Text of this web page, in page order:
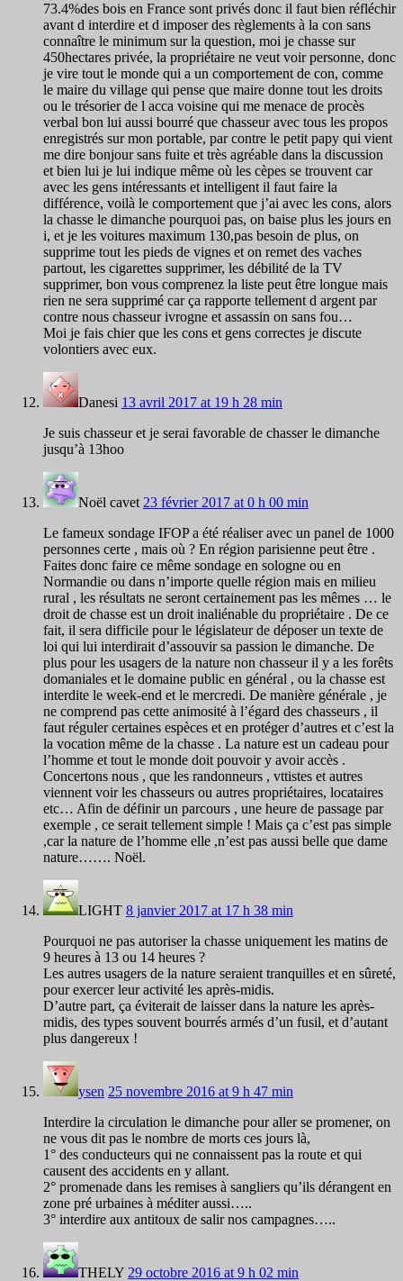
73.4%des bois en France sont privés donc il faut bien réfléchir
avant d interdire et d imposer des règlements à la con sans
connaître le minimum sur la question, moi je chasse sur
450hectares privée, la propriétaire ne veut voir personne, donc
je vire tout le monde qui a un comportement de con, comme
le maire du village qui pense que maire donne tout les droits
ou le trésorier de l acca voisine qui me menace de procès
verbal bon lui aussi bourré que chasseur avec tous les propos
enregistrés sur mon portable, par contre le petit papy qui vient
me dire bonjour sans fuite et très agréable dans la discussion
et bien lui je lui indique même où les cèpes se trouvent car
avec les gens intéressants et intelligent il faut faire la
différence, voilà le comportement que j’ai avec les cons, alors
la chasse le dimanche pourquoi pas, on baise plus les jours en
i, et je les voitures maximum 130,pas besoin de plus, on
supprime tout les pieds de vignes et on remet des vaches
partout, les cigarettes supprimer, les débilité de la TV
supprimer, bon vous comprenez la liste peut être longue mais
rien ne sera supprimé car ça rapporte tellement d argent par
contre nous chasseur ivrogne et assassin on sans fou…
Moi je fais chier que les cons et gens correctes je discute
volontiers avec eux.
Danesi 13 avril 2017 at 19 h 28 min
Je suis chasseur et je serai favorable de chasser le dimanche
jusqu’à 13hoo
Noël cavet 23 février 2017 at 0 h 00 min
Le fameux sondage IFOP a été réaliser avec un panel de 1000
personnes certe , mais où ? En région parisienne peut être .
Faites donc faire ce même sondage en sologne ou en
Normandie ou dans n’importe quelle région mais en milieu
rural , les résultats ne seront certainement pas les mêmes … le
droit de chasse est un droit inaliénable du propriétaire . De ce
fait, il sera difficile pour le législateur de déposer un texte de
loi qui lui interdirait d’assouvir sa passion le dimanche. De
plus pour les usagers de la nature non chasseur il y a les forêts
domaniales et le domaine public en général , ou la chasse est
interdite le week-end et le mercredi. De manière générale , je
ne comprend pas cette animosité à l’égard des chasseurs , il
faut réguler certaines espèces et en protéger d’autres et c’est la
la vocation même de la chasse . La nature est un cadeau pour
l’homme et tout le monde doit pouvoir y avoir accès .
Concertons nous , que les randonneurs , vttistes et autres
viennent voir les chasseurs ou autres propriétaires, locataires
etc… Afin de définir un parcours , une heure de passage par
exemple , ce serait tellement simple ! Mais ça c’est pas simple
,car la nature de l’homme elle ,n’est pas aussi belle que dame
nature……. Noël.
LIGHT 8 janvier 2017 at 17 h 38 min
Pourquoi ne pas autoriser la chasse uniquement les matins de
9 heures à 13 ou 14 heures ?
Les autres usagers de la nature seraient tranquilles et en sûreté,
pour exercer leur activité les après-midis.
D’autre part, ça éviterait de laisser dans la nature les après-
midis, des types souvent bourrés armés d’un fusil, et d’autant
plus dangereux !
ysen 25 novembre 2016 at 9 h 47 min
Interdire la circulation le dimanche pour aller se promener, on
ne vous dit pas le nombre de morts ces jours là,
1° des conducteurs qui ne connaissent pas la route et qui
causent des accidents en y allant.
2° promenade dans les remises à sangliers qu’ils dérangent en
zone pré urbaines à méditer aussi…..
3° interdire aux antitoux de salir nos campagnes…..
THELY 29 octobre 2016 at 9 h 02 min